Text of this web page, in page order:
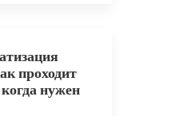
проходит
нужен